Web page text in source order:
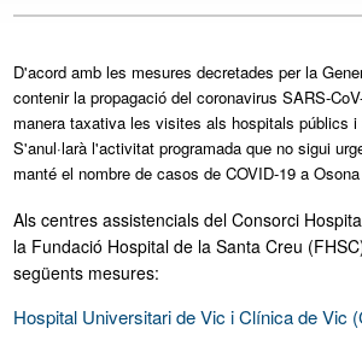
Serveis
Col·labora
Cercador
Sóc del CHV
D'acord amb les mesures decretades per la
contenir la propagació del coronavirus SARS-
manera taxativa les visites als hospitals públics
S'anul·larà l'activitat programada que no sigui
manté el nombre de casos de COVID-19 a
Als centres assistencials del Consorci
la Fundació Hospital de la Santa Creu
següents mesures:
Hospital Universitari de Vic i Clínica de Vic